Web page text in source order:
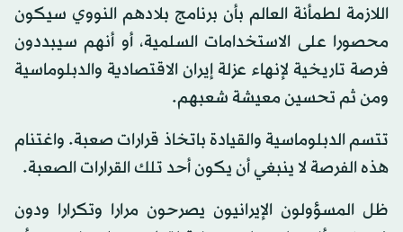
اللازمة لطمأنة العالم بأن برنامج بلادهم النووي سيكون
محصورا على الاستخدامات السلمية، أو أنهم سيبددون
فرصة تاريخية لإنهاء عزلة إيران الاقتصادية والدبلوماسية
ومن ثم تحسين معيشة شعبهم.
تتسم الدبلوماسية والقيادة باتخاذ قرارات صعبة. واغتنام
هذه الفرصة لا ينبغي أن يكون أحد تلك القرارات الصعبة.
ظل المسؤولون الإيرانيون يصرحون مرارا وتكرارا ودون